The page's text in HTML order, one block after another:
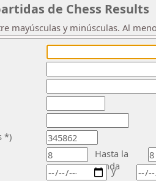
de Chess Results
mayúsculas y minúsculas. Al
*)
Hasta la
ronda
y